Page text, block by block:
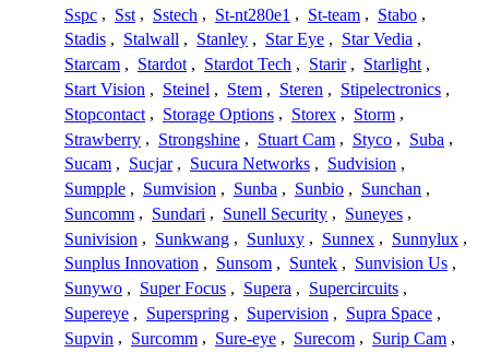
Sspc , Sst , Sstech , St-nt280e1 , St-team , Stabo ,
Stadis , Stalwall , Stanley , Star Eye , Star Vedia ,
Starcam , Stardot , Stardot Tech , Starir , Starlight ,
Start Vision , Steinel , Stem , Steren , Stipelectronics ,
Stopcontact , Storage Options , Storex , Storm ,
Strawberry , Strongshine , Stuart Cam , Styco , Suba ,
Sucam , Sucjar , Sucura Networks , Sudvision ,
Sumpple , Sumvision , Sunba , Sunbio , Sunchan ,
Suncomm , Sundari , Sunell Security , Suneyes ,
Sunivision , Sunkwang , Sunluxy , Sunnex , Sunnylux ,
Sunplus Innovation , Sunsom , Suntek , Sunvision Us ,
Sunywo , Super Focus , Supera , Supercircuits ,
Supereye , Superspring , Supervision , Supra Space ,
Supvin , Surcomm , Sure-eye , Surecom , Surip Cam ,